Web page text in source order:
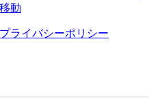
移動
プライバシーポリシー